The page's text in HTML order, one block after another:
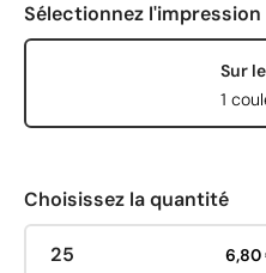
Sélectionnez l'impression
Sur
1
Choisissez la quantité
25